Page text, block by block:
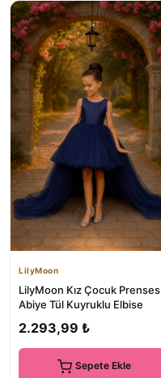
LilyMoon
LilyMoon Kız Çocuk Prenses
Abiye Tül Kuyruklu Elbise
2.293,99 ₺
Sepete Ekle